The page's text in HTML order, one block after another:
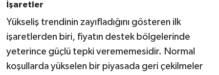
İşaretler
Yükseliş trendinin zayıfladığını gösteren ilk
işaretlerden biri, fiyatın destek bölgelerinde
yeterince güçlü tepki verememesidir. Normal
koşullarda yükselen bir piyasada geri çekilmeler